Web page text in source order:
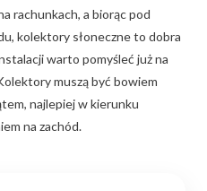
rachunkach, a biorąc pod
kolektory słoneczne to dobra
warto pomyśleć już na
muszą być bowiem
najlepiej w kierunku
na zachód.